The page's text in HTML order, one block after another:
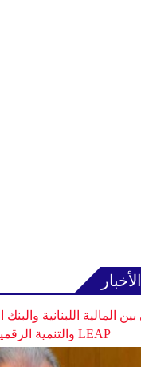
المالية اللبنانية
LEAP والتنمية الرقمية